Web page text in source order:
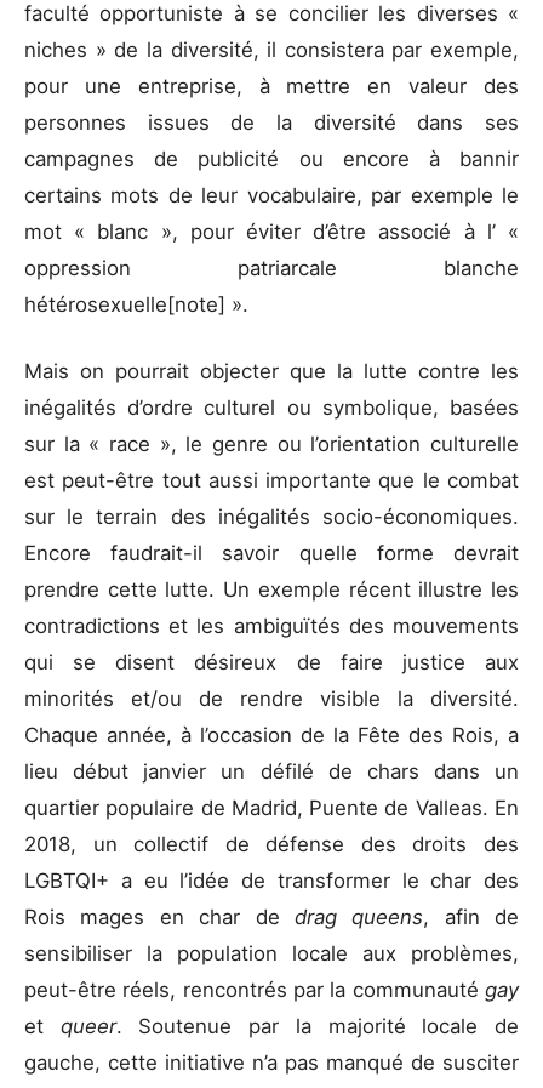
faculté opportuniste à se concilier les diverses «
niches » de la diversité, il consistera par exemple,
pour une entreprise, à mettre en valeur des
personnes issues de la diversité dans ses
campagnes de publicité ou encore à bannir
certains mots de leur vocabulaire, par exemple le
mot « blanc », pour éviter d’être associé à l’ «
oppression patriarcale blanche
hétérosexuelle[note] ».
Mais on pourrait objecter que la lutte contre les
inégalités d’ordre culturel ou symbolique, basées
sur la « race », le genre ou l’orientation culturelle
est peut-être tout aussi importante que le combat
sur le terrain des inégalités socio-économiques.
Encore faudrait-il savoir quelle forme devrait
prendre cette lutte. Un exemple récent illustre les
contradictions et les ambiguïtés des mouvements
qui se disent désireux de faire justice aux
minorités et/ou de rendre visible la diversité.
Chaque année, à l’occasion de la Fête des Rois, a
lieu début janvier un défilé de chars dans un
quartier populaire de Madrid, Puente de Valleas. En
2018, un collectif de défense des droits des
LGBTQI+ a eu l’idée de transformer le char des
Rois mages en char de drag queens, afin de
sensibiliser la population locale aux problèmes,
peut-être réels, rencontrés par la communauté gay
et queer. Soutenue par la majorité locale de
gauche, cette initiative n’a pas manqué de susciter